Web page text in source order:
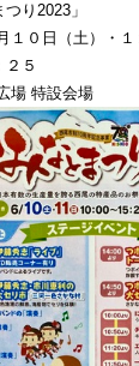
り2023」
０日（土）・１
２５
場 特設会場